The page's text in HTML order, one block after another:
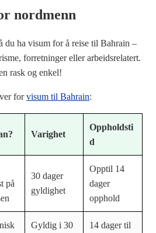
nordmenn
du ha visum for å reise til Bahrain –
forretninger eller arbeidsrelatert.
rask og enkel!
forvisum til Bahrain:
Varighet
Oppholdsti
d
på
30 dager
gyldighet
Opptil 14
dager
opphold
Gyldig i 30
14 dager til